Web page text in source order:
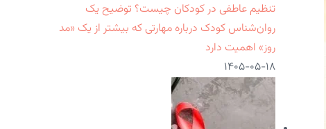
تنظیم عاطفی در کودکان چیست؟ توضیح یک
روان‌شناس کودک درباره مهارتی که بیشتر از یک «مد
روز» اهمیت دارد
۱۴۰۵-۰۵-۱۸